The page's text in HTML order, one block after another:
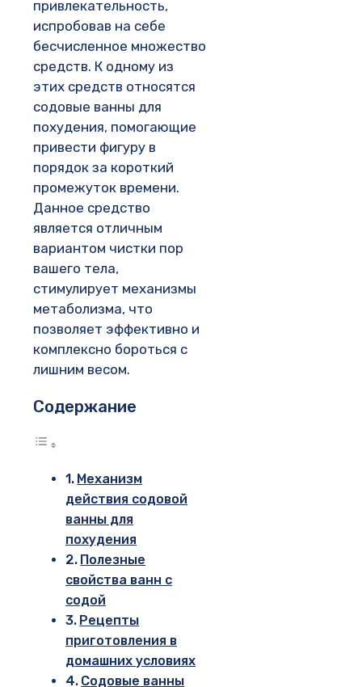
привлекательность,
испробовав на себе
бесчисленное множество
средств. К одному из
этих средств относятся
содовые ванны для
похудения, помогающие
привести фигуру в
порядок за короткий
промежуток времени.
Данное средство
является отличным
вариантом чистки пор
вашего тела,
стимулирует механизмы
метаболизма, что
позволяет эффективно и
комплексно бороться с
лишним весом.
Содержание
Механизм
действия содовой
ванны для
похудения
Полезные
свойства ванн с
содой
Рецепты
приготовления в
домашних условиях
Содовые ванны